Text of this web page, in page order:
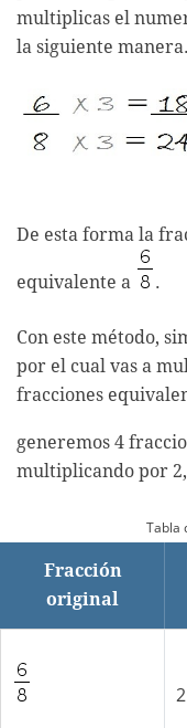
multiplicas el
la siguiente manera.
De esta forma la
equivalente a .
Con este método,
por el cual vas a
fracciones
generemos 4
multiplicando por 2,
Tabla
Fracción
original
2